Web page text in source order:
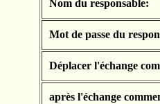
Nom du responsable:
Mot de passe du
Déplacer l'échange
après l'échange